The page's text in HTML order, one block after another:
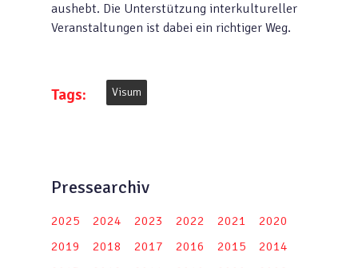
aushebt. Die Unterstützung interkultureller
Veranstaltungen ist dabei ein richtiger Weg.
Tags: Visum
Pressearchiv
2025 2024 2023 2022 2021
2020
2019
2018 2017 2016 2015
2014